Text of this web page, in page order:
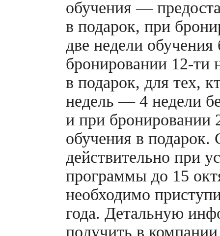
обучения —
в подарок, при
две недели
бронировании 12-ти
в подарок, для тех,
недель — 4 недели
и при бронировании
обучения в подарок.
действительно при
программы до 15
необходимо
года. Детальную
получить в